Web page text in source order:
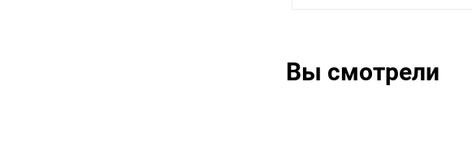
Вы смотрели